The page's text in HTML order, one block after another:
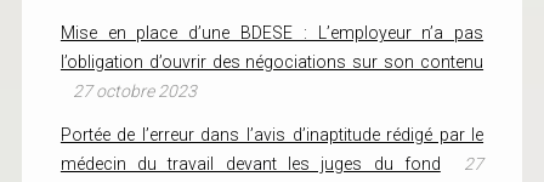
Mise en place d’une BDESE : L’employeur n’a pas
l’obligation d’ouvrir des négociations sur son contenu
27 octobre 2023
Portée de l’erreur dans l’avis d’inaptitude rédigé par le
médecin du travail devant les juges du fond
27